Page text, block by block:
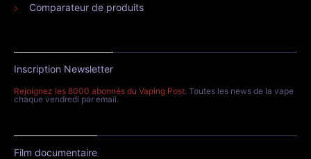
Comparateur de produits
Inscription Newsletter
Rejoignez les 8000 abonnés du Vaping Post. Toutes les news de la vape
chaque vendredi par email.
Film documentaire